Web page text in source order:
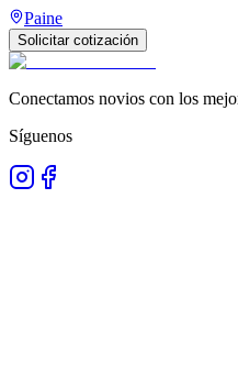
Paine
Solicitar cotización
Conectamos novios con los
Síguenos